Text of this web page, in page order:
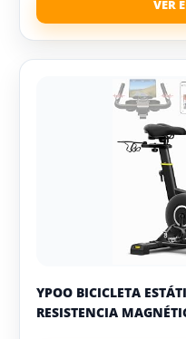
YPOO BICICLETA
RESISTENCIA